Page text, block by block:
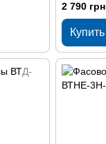
2 790 грн
Купить